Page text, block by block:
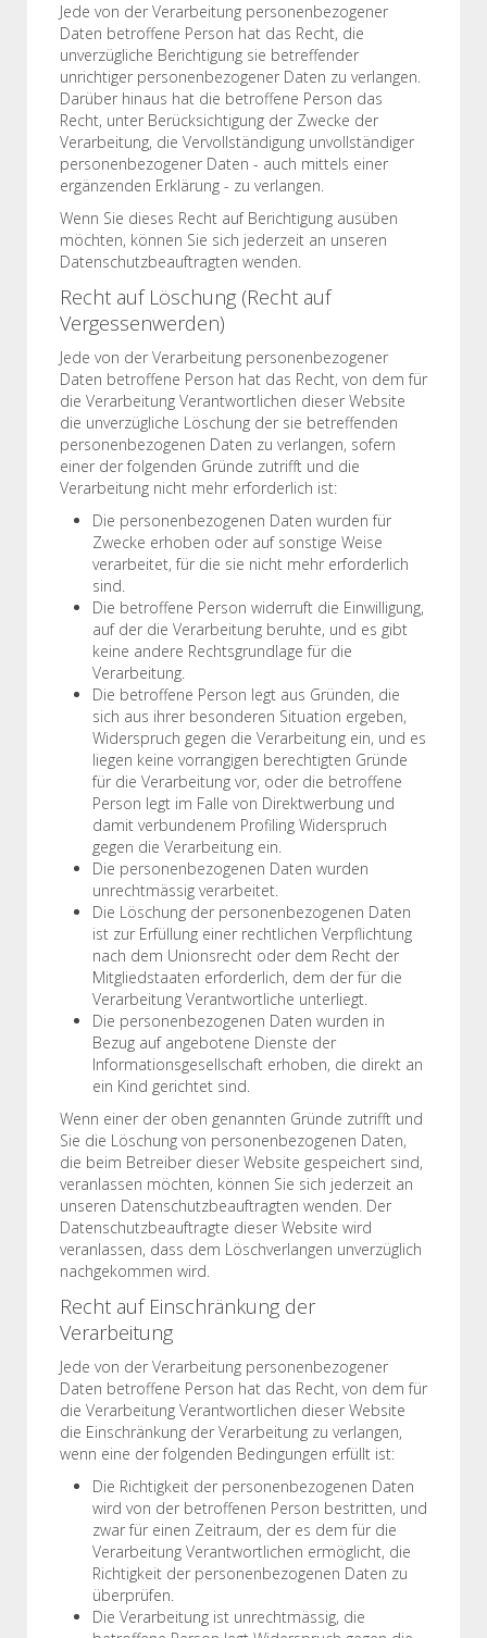
Jede von der Verarbeitung personenbezogener
Daten betroffene Person hat das Recht, die
unverzügliche Berichtigung sie betreffender
unrichtiger personenbezogener Daten zu verlangen.
Darüber hinaus hat die betroffene Person das
Recht, unter Berücksichtigung der Zwecke der
Verarbeitung, die Vervollständigung unvollständiger
personenbezogener Daten - auch mittels einer
ergänzenden Erklärung - zu verlangen.
Wenn Sie dieses Recht auf Berichtigung ausüben
möchten, können Sie sich jederzeit an unseren
Datenschutzbeauftragten wenden.
Recht auf Löschung (Recht auf
Vergessenwerden)
Jede von der Verarbeitung personenbezogener
Daten betroffene Person hat das Recht, von dem für
die Verarbeitung Verantwortlichen dieser Website
die unverzügliche Löschung der sie betreffenden
personenbezogenen Daten zu verlangen, sofern
einer der folgenden Gründe zutrifft und die
Verarbeitung nicht mehr erforderlich ist:
Die personenbezogenen Daten wurden für
Zwecke erhoben oder auf sonstige Weise
verarbeitet, für die sie nicht mehr erforderlich
sind.
Die betroffene Person widerruft die Einwilligung,
auf der die Verarbeitung beruhte, und es gibt
keine andere Rechtsgrundlage für die
Verarbeitung.
Die betroffene Person legt aus Gründen, die
sich aus ihrer besonderen Situation ergeben,
Widerspruch gegen die Verarbeitung ein, und es
liegen keine vorrangigen berechtigten Gründe
für die Verarbeitung vor, oder die betroffene
Person legt im Falle von Direktwerbung und
damit verbundenem Profiling Widerspruch
gegen die Verarbeitung ein.
Die personenbezogenen Daten wurden
unrechtmässig verarbeitet.
Die Löschung der personenbezogenen Daten
ist zur Erfüllung einer rechtlichen Verpflichtung
nach dem Unionsrecht oder dem Recht der
Mitgliedstaaten erforderlich, dem der für die
Verarbeitung Verantwortliche unterliegt.
Die personenbezogenen Daten wurden in
Bezug auf angebotene Dienste der
Informationsgesellschaft erhoben, die direkt an
ein Kind gerichtet sind.
Wenn einer der oben genannten Gründe zutrifft und
Sie die Löschung von personenbezogenen Daten,
die beim Betreiber dieser Website gespeichert sind,
veranlassen möchten, können Sie sich jederzeit an
unseren Datenschutzbeauftragten wenden. Der
Datenschutzbeauftragte dieser Website wird
veranlassen, dass dem Löschverlangen unverzüglich
nachgekommen wird.
Recht auf Einschränkung der
Verarbeitung
Jede von der Verarbeitung personenbezogener
Daten betroffene Person hat das Recht, von dem für
die Verarbeitung Verantwortlichen dieser Website
die Einschränkung der Verarbeitung zu verlangen,
wenn eine der folgenden Bedingungen erfüllt ist:
Die Richtigkeit der personenbezogenen Daten
wird von der betroffenen Person bestritten, und
zwar für einen Zeitraum, der es dem für die
Verarbeitung Verantwortlichen ermöglicht, die
Richtigkeit der personenbezogenen Daten zu
überprüfen.
Die Verarbeitung ist unrechtmässig, die